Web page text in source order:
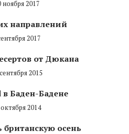
ноября 2017
направлений
2017
от Дюкана
2015
в Баден-Бадене
2014
британскую осень